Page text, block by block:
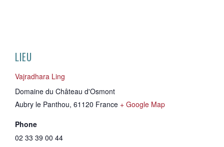
LIEU
Vajradhara Ling
Domaine du Château d'Osmont
Aubry le Panthou, 61120 France + Google Map
Phone
02 33 39 00 44